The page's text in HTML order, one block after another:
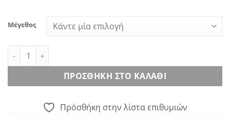
Μέγεθος
BABYWALKER MI.1646 Παπούτσι Αγκαλιάς - Ιβουάρ
ΠΡΟΣΘΉΚΗ ΣΤΟ ΚΑΛΆΘΙ
Πρόσθήκη στην λίστα επιθυμιών